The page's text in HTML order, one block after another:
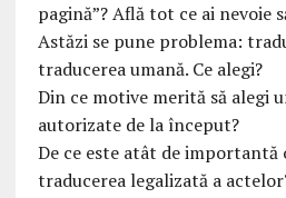
pagină”? Află tot ce ai nevoie
Astăzi se pune problema:
traducerea umană. Ce alegi?
Din ce motive merită să alegi
autorizate de la început?
De ce este atât de
traducerea legalizată a